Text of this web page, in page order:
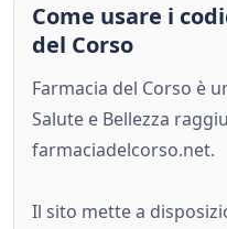
Come usare i
del Corso
Farmacia del Corso è
Salute e Bellezza
farmaciadelcorso.net.
Il sito mette a